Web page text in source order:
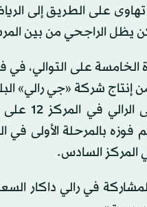
تهاوى على الطريق إلى
«دارك هورس» على متن مركبة «أو تي 3»
الأولى في
المركز السادس.